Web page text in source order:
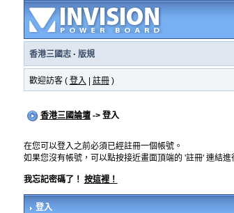
香港三國志· 版規
歡迎訪客 ( 登入 註冊)
香港三國論壇-> 登入
在您可以登入之前必須已經註冊一個帳號。
如果您沒有帳號，可以點按接近畫面頂端的 '註冊' 連結進
我忘記密碼了！ 按這裡！
登入